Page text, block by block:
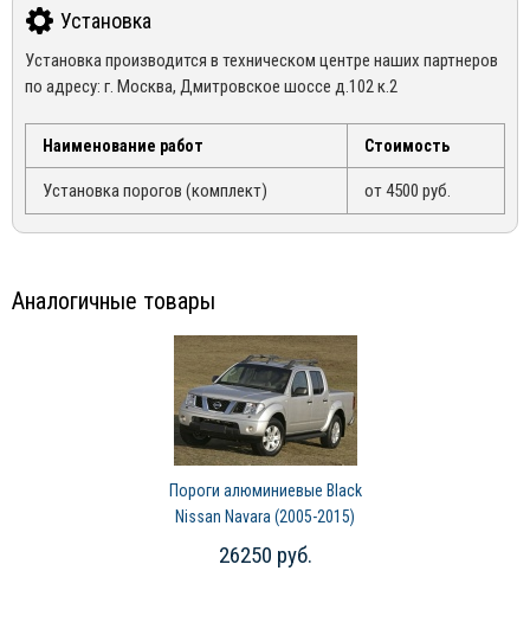
заказ, либо связаться с нашим менеджером по телефонам +7
(495) 162-90-92, +7 (800) 250-01-76, либо по email:
sales@mirdopov.ru
На весь ассортимент представленный в интернет-магазине
Mirdopov, распространяются гарантия производителей.
*Гарантия не распространяется на товары с дефектами,
возникшими по вине покупателя, в следствии не правильной
Установка
Установка производится в техническом центре наших партнеров
по адресу: г. Москва, Дмитровское шоссе д.102 к.2
Наименование работ Стоимость
Установка порогов (комплект) от 4500 руб.
Аналогичные товары
Пороги алюминиевые Black
Nissan Navara (2005-2015)
26250 руб.